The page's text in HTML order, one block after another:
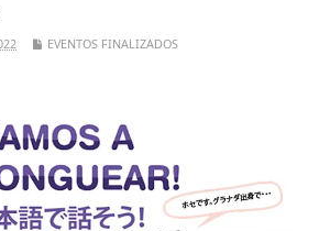
EVENTOS FINALIZADOS